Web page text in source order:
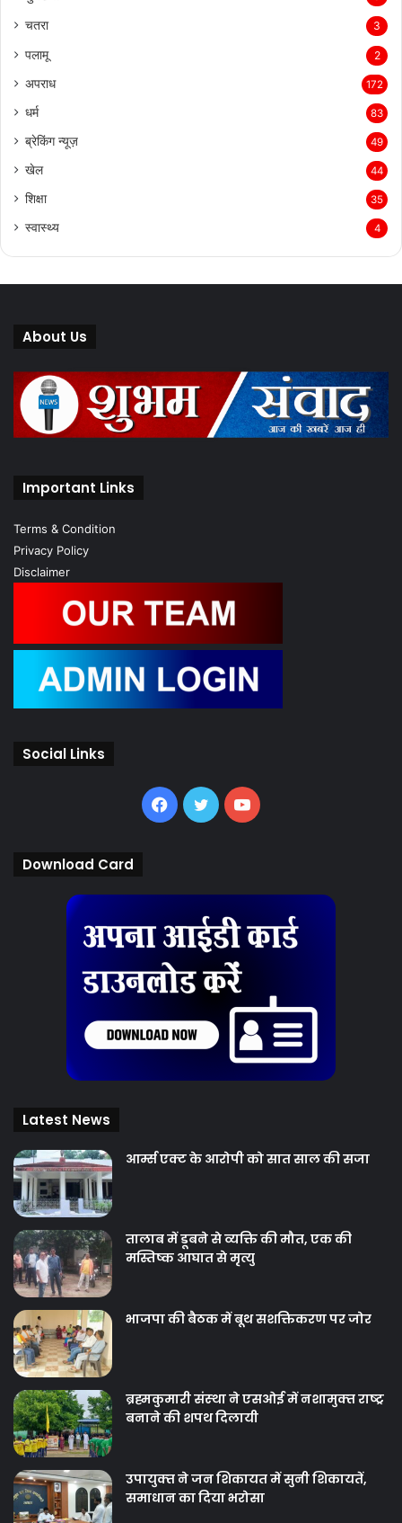
चतरा 3
पलामू 2
अपराध 172
धर्म 83
ब्रेकिंग न्यूज़ 49
खेल 44
शिक्षा 35
स्वास्थ्य 4
About Us
Important Links
Terms & Condition
Privacy Policy
Disclaimer
Social Links
Facebook
TwitterYouTube
Download Card
Latest News
आर्म्स एक्ट के आरोपी को सात साल की सजा
तालाब में डूबने से व्यक्ति की मौत, एक की
मस्तिष्क आघात से मृत्यु
भाजपा की बैठक में बूथ सशक्तिकरण पर जोर
ब्रह्मकुमारी संस्‍था ने एसओई में नशामुक्‍त राष्‍ट्र
बनाने की शपथ दिलायी
उपायुक्‍त ने जन शिकायत में सुनी शिकायतें,
समाधान का दिया भरोसा